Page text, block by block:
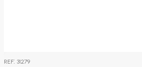
: 31279